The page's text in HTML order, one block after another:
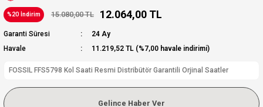
%20 İndirim 15.080,00 TL 12.064,00 TL
Garanti Süresi
24 Ay
Havale
11.219,52 TL (%7,00 havale indirimi)
FOSSIL FFS5798 Kol Saati Resmi Distribütör Garantili Orjinal Saatler
Gelince Haber Ver